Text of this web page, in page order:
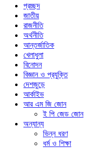
প্রচ্ছদ
জাতীয়
রাজনীতি
অর্থনীতি
আন্তর্জাতিক
খেলাধুলা
বিনোদন
বিজ্ঞান ও প্রযুক্তি
দেশজুড়ে
আর্কাইভ
আর এম জি জোন
ই পি জেড জোন
অন্যান্য
ভিন্ন ধরণ
ধর্ম ও শিক্ষা